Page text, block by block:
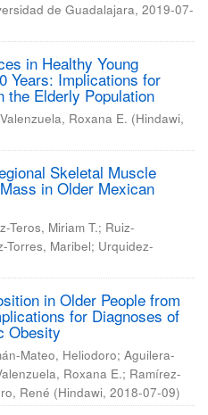
de Guadalajara, 2019-07-
in Healthy Young
Years: Implications for
the Elderly Population
Roxana E. (Hindawi,
Skeletal Muscle
in Older Mexican
Teros, Miriam T.; Ruiz-
Torres, Maribel; Urquidez-
in Older People from
for Diagnoses of
Obesity
Mateo, Heliodoro; Aguilera-
Roxana E.; Ramírez-
René (Hindawi, 2018-07-09)